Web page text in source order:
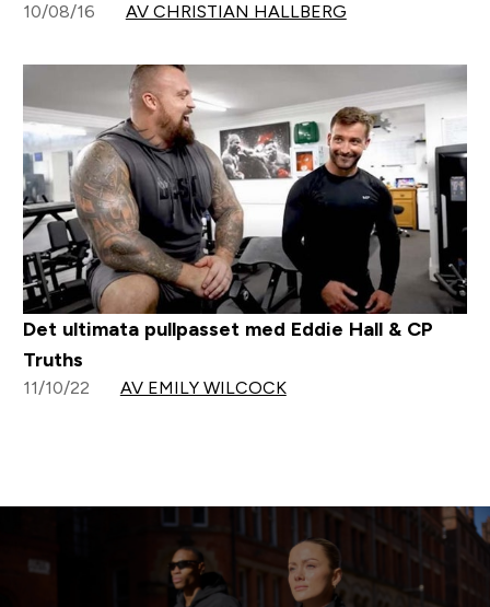
10/08/16 AV CHRISTIAN HALLBERG
Det ultimata pullpasset med Eddie Hall & CP
Truths
11/10/22 AV EMILY WILCOCK